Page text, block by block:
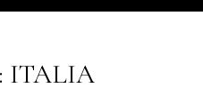
ITALIA